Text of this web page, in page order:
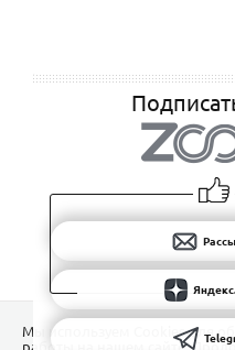
Мы используем Сookies для
работы на нашем сайте.